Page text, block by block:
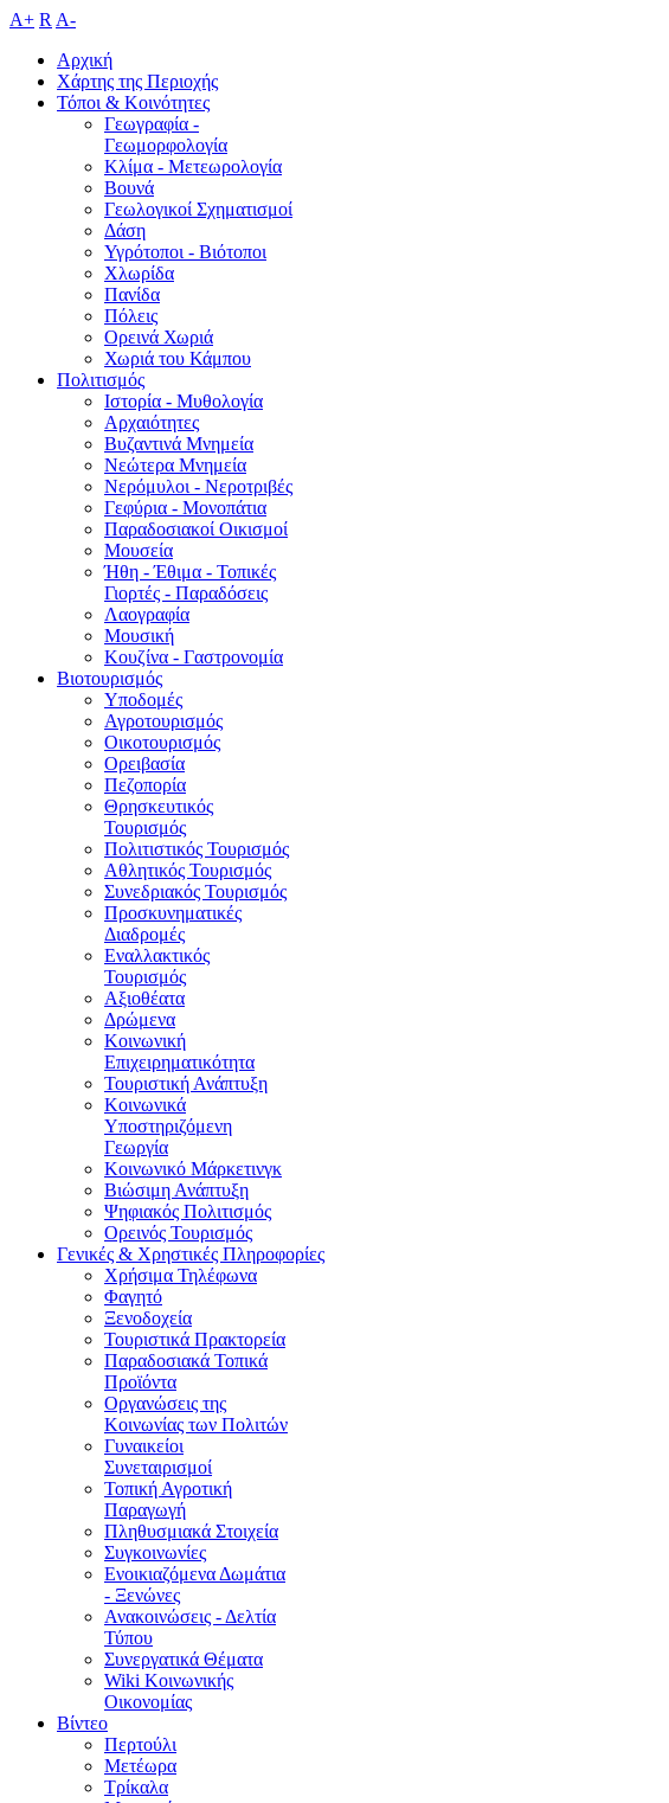
A+ R A-
Αρχική
Χάρτης της Περιοχής
Τόποι & Κοινότητες
Γεωγραφία -
Γεωμορφολογία
Κλίμα - Mετεωρολογία
Βουνά
Γεωλογικοί Σχηματισμοί
Δάση
Υγρότοποι - Βιότοποι
Χλωρίδα
Πανίδα
Πόλεις
Ορεινά Χωριά
Χωριά του Κάμπου
Πολιτισμός
Ιστορία - Μυθολογία
Αρχαιότητες
Βυζαντινά Μνημεία
Νεώτερα Μνημεία
Νερόμυλοι - Nεροτριβές
Γεφύρια - Μονοπάτια
Παραδοσιακοί Οικισμοί
Μουσεία
Ήθη - Έθιμα - Τοπικές
Γιορτές - Παραδόσεις
Λαογραφία
Μουσική
Κουζίνα - Γαστρονομία
Βιοτουρισμός
Υποδομές
Αγροτουρισμός
Οικοτουρισμός
Ορειβασία
Πεζοπορία
Θρησκευτικός
Τουρισμός
Πολιτιστικός Τουρισμός
Αθλητικός Τουρισμός
Συνεδριακός Τουρισμός
Προσκυνηματικές
Διαδρομές
Εναλλακτικός
Τουρισμός
Αξιοθέατα
Δρώμενα
Κοινωνική
Επιχειρηματικότητα
Τουριστική Ανάπτυξη
Κοινωνικά
Υποστηριζόμενη
Γεωργία
Κοινωνικό Μάρκετινγκ
Βιώσιμη Ανάπτυξη
Ψηφιακός Πολιτισμός
Ορεινός Τουρισμός
Γενικές & Χρηστικές Πληροφορίες
Χρήσιμα Τηλέφωνα
Φαγητό
Ξενοδοχεία
Τουριστικά Πρακτορεία
Παραδοσιακά Τοπικά
Προϊόντα
Οργανώσεις της
Κοινωνίας των Πολιτών
Γυναικείοι
Συνεταιρισμοί
Τοπική Αγροτική
Παραγωγή
Πληθυσμιακά Στοιχεία
Συγκοινωνίες
Ενοικιαζόμενα Δωμάτια
- Ξενώνες
Ανακοινώσεις - Δελτία
Τύπου
Συνεργατικά Θέματα
Wiki Κοινωνικής
Οικονομίας
Βίντεο
Περτούλι
Μετέωρα
Τρίκαλα